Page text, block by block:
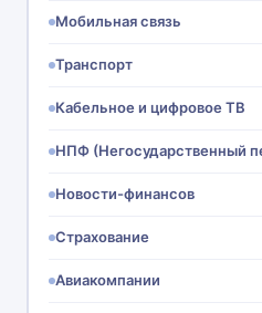
Мобильная связь
Транспорт
Кабельное и цифровое ТВ
НПФ (Негосударственный
Новости-финансов
Страхование
Авиакомпании